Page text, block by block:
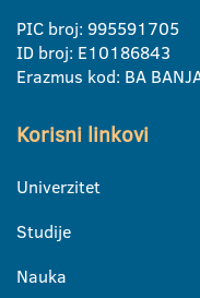
PIC broj: 995591705
ID broj: E10186843
Erazmus kod: BA
Korisni linkovi
Univerzitet
Studije
Nauka